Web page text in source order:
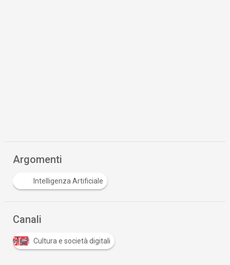
Argomenti
Intelligenza Artificiale
Canali
Cultura e società digitali